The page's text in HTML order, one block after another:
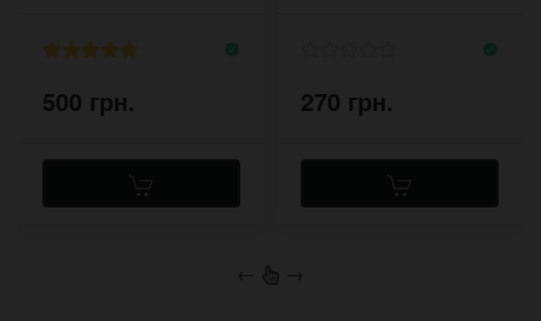
500 грн. 270 грн.
← →